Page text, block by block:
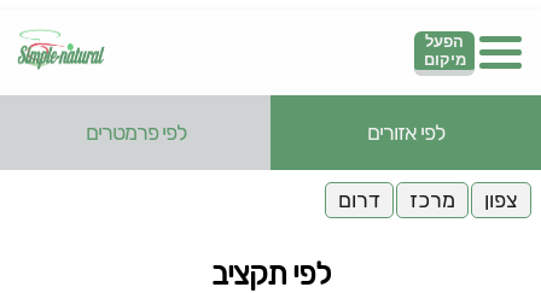
הפעל
מיקום
לפי אזורים לפי פרמטרים
צפון מרכז דרום
לפי תקציב